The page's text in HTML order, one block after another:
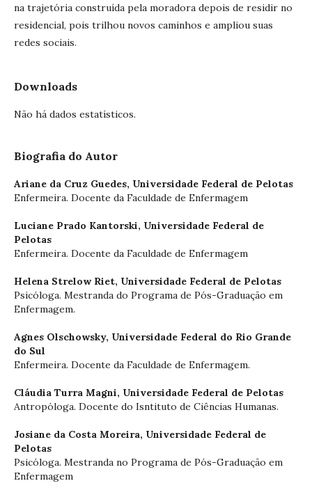
na trajetória construída pela moradora depois de residir no
residencial, pois trilhou novos caminhos e ampliou suas
redes sociais.
Downloads
Não há dados estatísticos.
Biografia do Autor
Ariane da Cruz Guedes, Universidade Federal de Pelotas
Enfermeira. Docente da Faculdade de Enfermagem
Luciane Prado Kantorski, Universidade Federal de
Pelotas
Enfermeira. Docente da Faculdade de Enfermagem
Helena Strelow Riet, Universidade Federal de Pelotas
Psicóloga. Mestranda do Programa de Pós-Graduação em
Enfermagem.
Agnes Olschowsky, Universidade Federal do Rio Grande
do Sul
Enfermeira. Docente da Faculdade de Enfermagem.
Cláudia Turra Magni, Universidade Federal de Pelotas
Antropóloga. Docente do Isntituto de Ciências Humanas.
Josiane da Costa Moreira, Universidade Federal de
Pelotas
Psicóloga. Mestranda no Programa de Pós-Graduação em
Enfermagem